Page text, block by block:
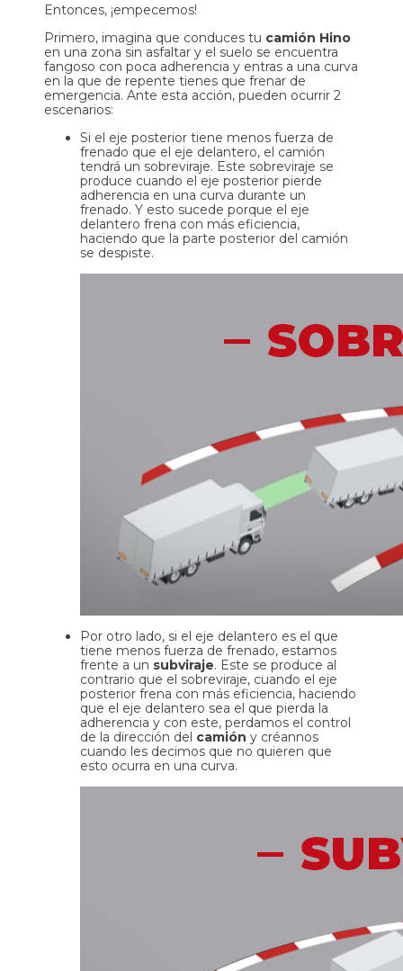
Entonces, ¡empecemos!
Primero, imagina que conduces tu camión Hino
en una zona sin asfaltar y el suelo se encuentra
fangoso con poca adherencia y entras a una curva
en la que de repente tienes que frenar de
emergencia. Ante esta acción, pueden ocurrir 2
escenarios:
Si el eje posterior tiene menos fuerza de
frenado que el eje delantero, el camión
tendrá un sobreviraje. Este sobreviraje se
produce cuando el eje posterior pierde
adherencia en una curva durante un
frenado. Y esto sucede porque el eje
delantero frena con más eficiencia,
haciendo que la parte posterior del camión
se despiste.
Por otro lado, si el eje delantero es el que
tiene menos fuerza de frenado, estamos
frente a un subviraje. Este se produce al
contrario que el sobreviraje, cuando el eje
posterior frena con más eficiencia, haciendo
que el eje delantero sea el que pierda la
adherencia y con este, perdamos el control
de la dirección del camión y créannos
cuando les decimos que no quieren que
esto ocurra en una curva.